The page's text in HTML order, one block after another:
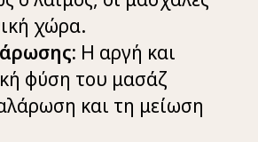
χώρα.
Η αργή και
φύση του μασάζ
και τη μείωση